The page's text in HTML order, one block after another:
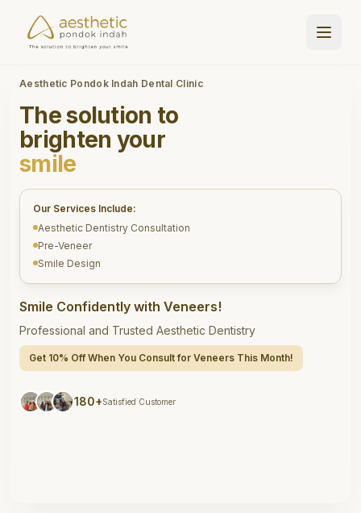
Aesthetic Pondok Indah Dental Clinic
The solution to
brighten your
smile
Our Services Include:
Aesthetic Dentistry Consultation
Pre-Veneer
Smile Design
Smile Confidently with Veneers!
Professional and Trusted Aesthetic Dentistry
Get 10% Off When You Consult for Veneers This Month!
180+Satisfied Customer